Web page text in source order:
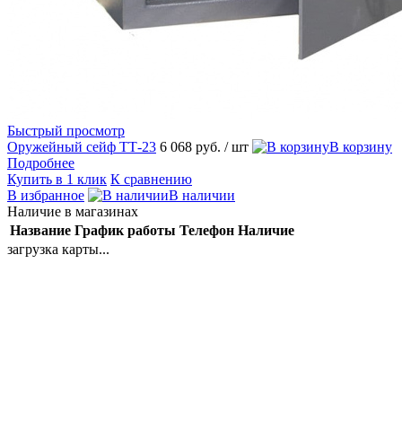
Быстрый просмотр
Оружейный сейф ТТ-23 6 068 руб. / шт
В корзину
Подробнее
Купить в 1 клик К сравнению
В избранное
В наличии
Наличие в магазинах
Название График работы Телефон Наличие
загрузка карты...